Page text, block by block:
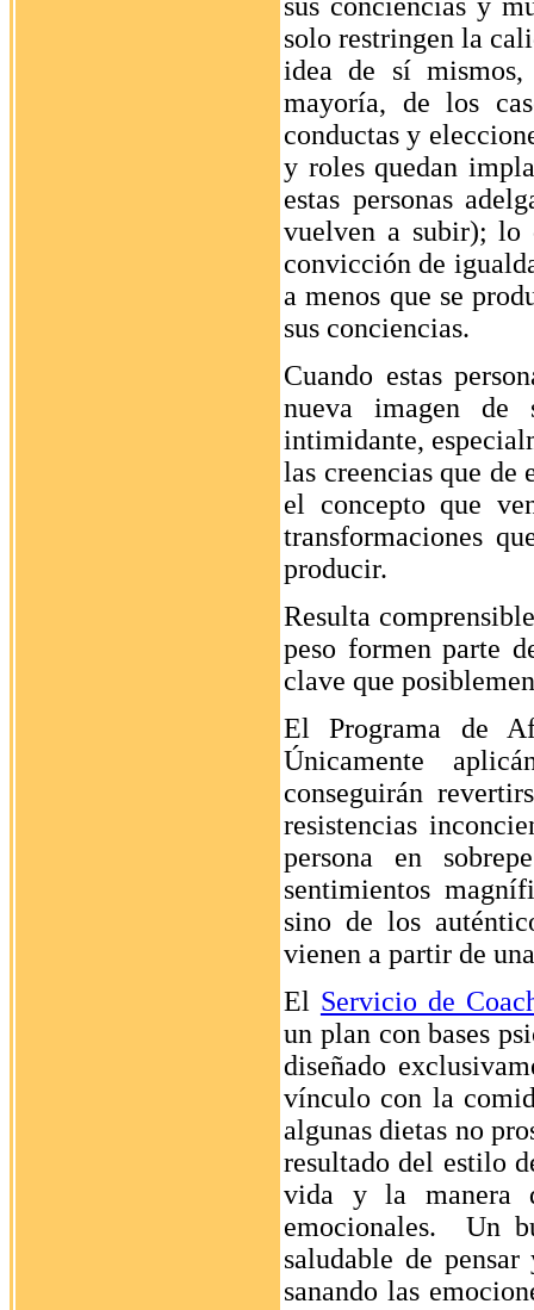
solo restringen la
idea de sí mismos,
mayoría, de los
conductas y
y roles quedan
estas personas
vuelven a subir); lo
convicción de
a menos que se
sus conciencias.
Cuando estas
nueva imagen de
intimidante,
las creencias que de
el concepto que
transformaciones
producir.
Resulta
peso formen parte
clave que
El Programa de
Únicamente
conseguirán
resistencias
persona en
sentimientos
sino de los
vienen a partir de
El Servicio de
un plan con bases
diseñado
vínculo con la
algunas dietas no
resultado del estilo
vida y la manera
emocionales. Un
saludable de
sanando las